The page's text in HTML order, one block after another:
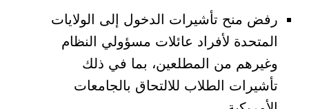
رفض منح تأشيرات الدخول إلى الولايات
المتحدة لأفراد عائلات مسؤولي النظام
وغيرهم من المطلعين، بما في ذلك
تأشيرات الطلاب للالتحاق بالجامعات